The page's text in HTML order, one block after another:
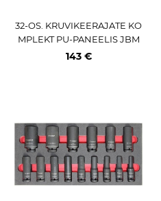
32-OS. KRUVIKEERAJATE KO
MPLEKT PU-PANEELIS JBM
143 €